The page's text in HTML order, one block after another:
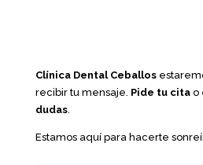
Clínica Dental Ceballos
recibir tu mensaje. Pide tu citao
dudas.
Estamos aquí para hacerte